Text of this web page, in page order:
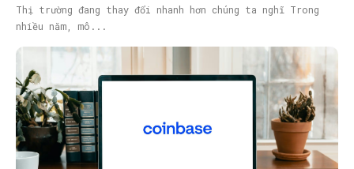
Thị trường đang thay đổi nhanh hơn chúng ta nghĩ Trong
nhiều năm, mô...